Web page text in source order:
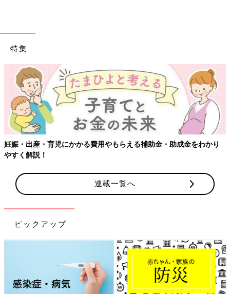
特集
妊娠・出産・育児にかかる費用やもらえる補助金・助成金をわかり
やすく解説！
連載一覧へ
ピックアップ